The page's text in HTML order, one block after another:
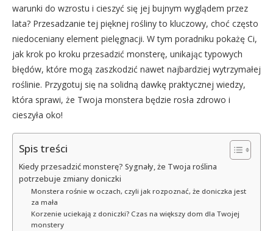
warunki do wzrostu i cieszyć się jej bujnym wyglądem przez
lata? Przesadzanie tej pięknej rośliny to kluczowy, choć często
niedoceniany element pielęgnacji. W tym poradniku pokażę Ci,
jak krok po kroku przesadzić monsterę, unikając typowych
błędów, które mogą zaszkodzić nawet najbardziej wytrzymałej
roślinie. Przygotuj się na solidną dawkę praktycznej wiedzy,
która sprawi, że Twoja monstera będzie rosła zdrowo i
cieszyła oko!
Spis treści
Kiedy przesadzić monsterę? Sygnały, że Twoja roślina
potrzebuje zmiany doniczki
Monstera rośnie w oczach, czyli jak rozpoznać, że doniczka jest
za mała
Korzenie uciekają z doniczki? Czas na większy dom dla Twojej
monstery